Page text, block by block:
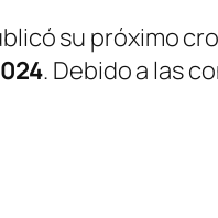
su próximo
. Debido a las